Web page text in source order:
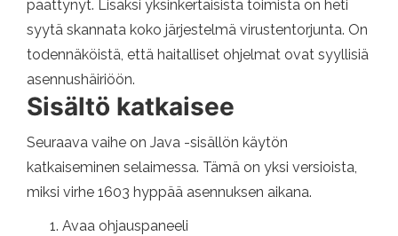
päättynyt. Lisäksi yksinkertaisista toimista on heti
syytä skannata koko järjestelmä virustentorjunta. On
todennäköistä, että haitalliset ohjelmat ovat syyllisiä
asennushäiriöön.
Sisältö katkaisee
Seuraava vaihe on Java -sisällön käytön
katkaiseminen selaimessa. Tämä on yksi versioista,
miksi virhe 1603 hyppää asennuksen aikana.
Avaa ohjauspaneeli